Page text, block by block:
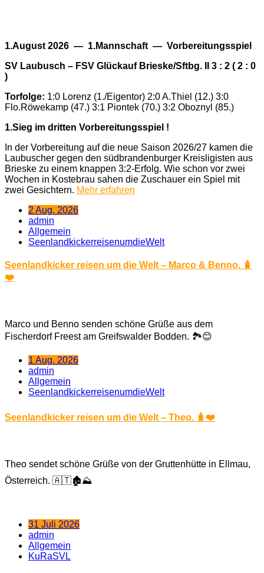
1.August 2026 — 1.Mannschaft — Vorbereitungsspiel
SV Laubusch – FSV Glückauf Brieske/Sftbg. II 3 : 2 ( 2 : 0
)
Torfolge: 1:0 Lorenz (1./Eigentor) 2:0 A.Thiel (12.) 3:0
Flo.Röwekamp (47.) 3:1 Piontek (70.) 3:2 Oboznyl (85.)
1.Sieg im dritten Vorbereitungsspiel !
In der Vorbereitung auf die neue Saison 2026/27 kamen die
Laubuscher gegen den südbrandenburger Kreisligisten aus
Brieske zu einem knappen 3:2-Erfolg. Wie schon vor zwei
Wochen in Kostebrau sahen die Zuschauer ein Spiel mit
zwei Gesichtern. Mehr erfahren
2 Aug. 2026
admin
Allgemein
SeenlandkickerreisenumdieWelt
Seenlandkicker reisen um die Welt – Marco & Benno. 🧳
❤️
Marco und Benno senden schöne Grüße aus dem
Fischerdorf Freest am Greifswalder Bodden. 🏞️😊
1 Aug. 2026
admin
Allgemein
SeenlandkickerreisenumdieWelt
Seenlandkicker reisen um die Welt – Theo. 🧳❤️
Theo sendet schöne Grüße von der Gruttenhütte in Ellmau,
Österreich. 🇦🇹🏚️⛰️
31 Juli 2026
admin
Allgemein
KuRaSVL